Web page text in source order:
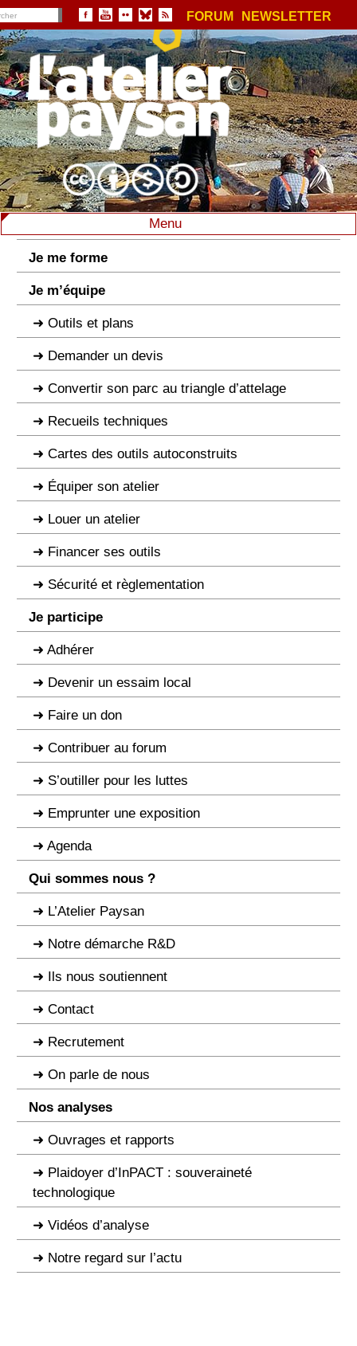
FORUM NEWSLETTER
Menu
Je me forme
Je m’équipe
Outils et plans
Demander un devis
Convertir son parc au triangle d’attelage
Recueils techniques
Cartes des outils autoconstruits
Équiper son atelier
Louer un atelier
Financer ses outils
Sécurité et règlementation
Je participe
Adhérer
Devenir un essaim local
Faire un don
Contribuer au forum
S’outiller pour les luttes
Emprunter une exposition
Agenda
Qui sommes nous ?
L’Atelier Paysan
Notre démarche R&D
Ils nous soutiennent
Contact
Recrutement
On parle de nous
Nos analyses
Ouvrages et rapports
Plaidoyer d’InPACT : souveraineté
technologique
Vidéos d’analyse
Notre regard sur l’actu